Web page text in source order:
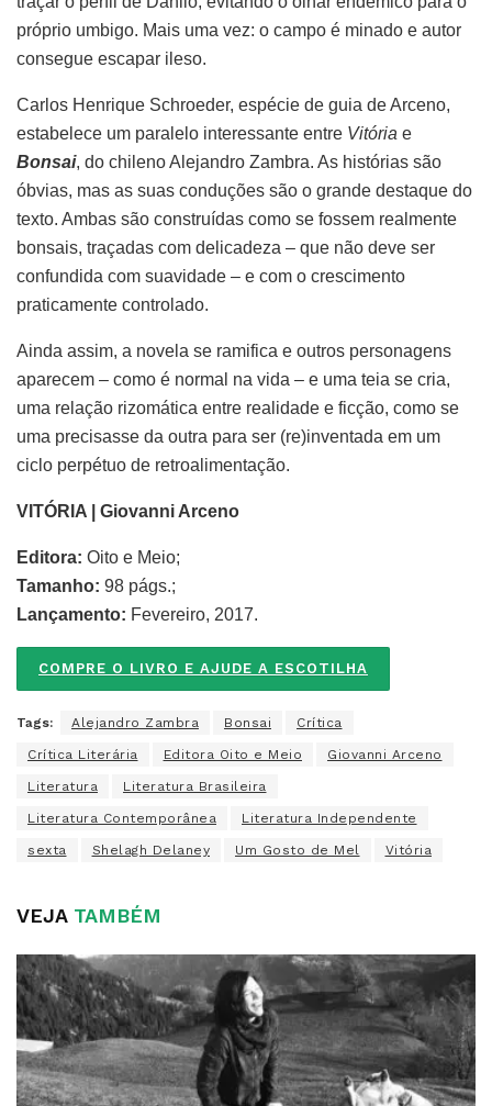
próprio umbigo. Mais uma vez: o campo é minado e autor
consegue escapar ileso.
Carlos Henrique Schroeder, espécie de guia de Arceno,
estabelece um paralelo interessante entre Vitória e
Bonsai, do chileno Alejandro Zambra. As histórias são
óbvias, mas as suas conduções são o grande destaque do
texto. Ambas são construídas como se fossem realmente
bonsais, traçadas com delicadeza – que não deve ser
confundida com suavidade – e com o crescimento
praticamente controlado.
Ainda assim, a novela se ramifica e outros personagens
aparecem – como é normal na vida – e uma teia se cria,
uma relação rizomática entre realidade e ficção, como se
uma precisasse da outra para ser (re)inventada em um
ciclo perpétuo de retroalimentação.
VITÓRIA | Giovanni Arceno
Editora: Oito e Meio;
Tamanho: 98 págs.;
Lançamento: Fevereiro, 2017.
COMPRE O LIVRO E AJUDE A ESCOTILHA
Tags: Alejandro Zambra Bonsai Crítica
Crítica Literária Editora Oito e Meio Giovanni Arceno
Literatura Literatura Brasileira
Literatura Contemporânea Literatura Independente
sexta Shelagh Delaney Um Gosto de Mel Vitória
VEJATAMBÉM